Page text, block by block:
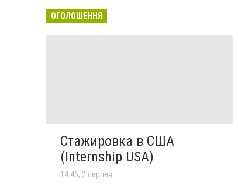
ОГОЛОШЕННЯ
Стажировка в США
(Internship USA)
14:46, 2 серпня